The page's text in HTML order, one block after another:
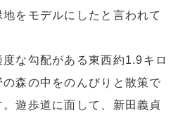
をモデルにしたと言われて
な勾配がある東西約1.9キロ
森の中をのんびりと散策で
遊歩道に面して、新田義貞